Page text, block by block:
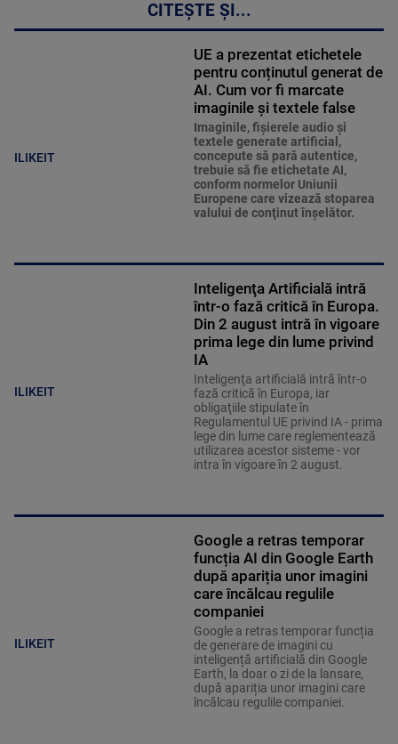
CITEȘTE ȘI...
ILIKEIT
UE a prezentat etichetele
pentru conținutul generat de
AI. Cum vor fi marcate
imaginile și textele false
Imaginile, fişierele audio şi
textele generate artificial,
concepute să pară autentice,
trebuie să fie etichetate AI,
conform normelor Uniunii
Europene care vizează stoparea
valului de conţinut înşelător.
ILIKEIT
Inteligenţa Artificială intră
într-o fază critică în Europa.
Din 2 august intră în vigoare
prima lege din lume privind
IA
Inteligenţa artificială intră într-o
fază critică în Europa, iar
obligaţiile stipulate în
Regulamentul UE privind IA - prima
lege din lume care reglementează
utilizarea acestor sisteme - vor
intra în vigoare în 2 august.
ILIKEIT
Google a retras temporar
funcția AI din Google Earth
după apariția unor imagini
care încălcau regulile
companiei
Google a retras temporar funcția
de generare de imagini cu
inteligență artificială din Google
Earth, la doar o zi de la lansare,
după apariția unor imagini care
încălcau regulile companiei.